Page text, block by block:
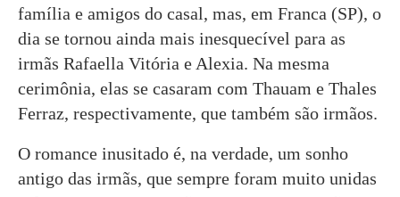
família e amigos do casal, mas, em Franca (SP), o
dia se tornou ainda mais inesquecível para as
irmãs Rafaella Vitória e Alexia. Na mesma
cerimônia, elas se casaram com Thauam e Thales
Ferraz, respectivamente, que também são irmãos.
O romance inusitado é, na verdade, um sonho
antigo das irmãs, que sempre foram muito unidas